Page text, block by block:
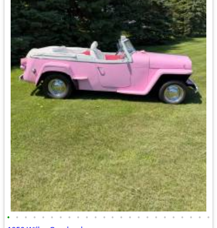
• • • • • • • • • • • • • • • • • • • • • • • •